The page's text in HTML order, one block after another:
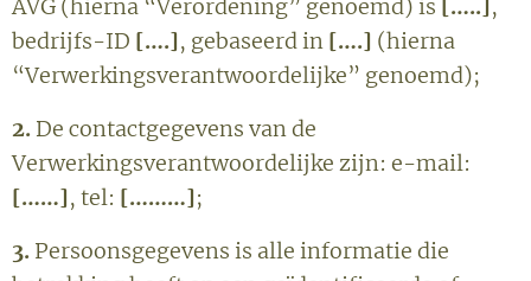
AVG (hierna “Verordening” genoemd) is […..],
bedrijfs-ID [….], gebaseerd in [….] (hierna
“Verwerkingsverantwoordelijke” genoemd);
2. De contactgegevens van de
Verwerkingsverantwoordelijke zijn: e-mail:
[……], tel: [………];
3. Persoonsgegevens is alle informatie die